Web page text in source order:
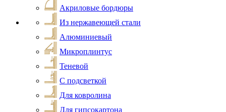
Акриловые бордюры
Из нержавеющей стали
Алюминиевый
Микроплинтус
Теневой
С подсветкой
Для ковролина
Для гипсокартона